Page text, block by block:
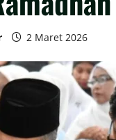
2 Maret 2026